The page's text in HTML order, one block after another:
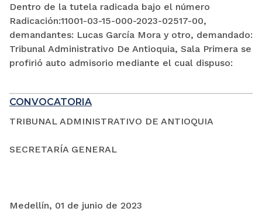
Dentro de la tutela radicada bajo el número
Radicación:11001-03-15-000-2023-02517-00,
demandantes: Lucas García Mora y otro, demandado:
Tribunal Administrativo De Antioquia, Sala Primera se
profirió auto admisorio mediante el cual dispuso:
CONVOCATORIA
TRIBUNAL ADMINISTRATIVO DE ANTIOQUIA
SECRETARÍA GENERAL
Medellín, 01 de junio de 2023